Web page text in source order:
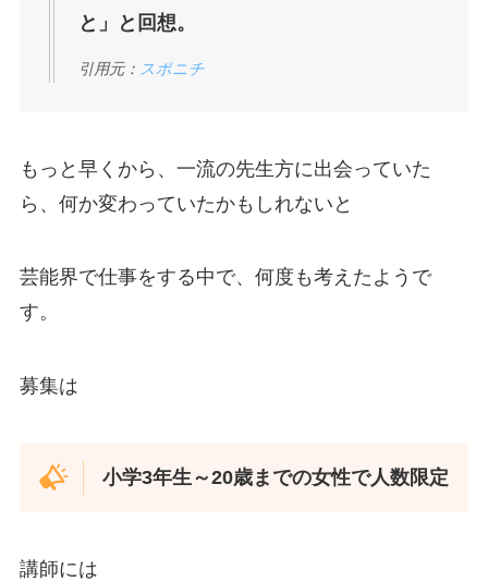
と」と回想。
引用元： スポニチ
もっと早くから、一流の先生方に出会っていた
ら、何か変わっていたかもしれないと
芸能界で仕事をする中で、何度も考えたようで
す。
募集は
小学3年生～20歳までの女性で人数限定
講師には